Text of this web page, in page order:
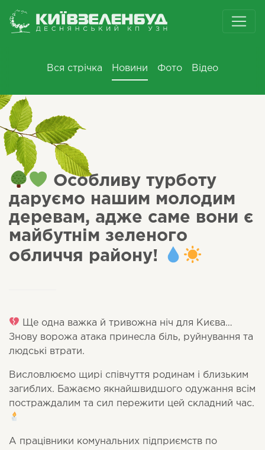
Вся стрічка Новини Фото Відео
Особливу турботу
даруємо нашим молодим
деревам, адже саме вони є
майбутнім зеленого
обличчя району!
Ще одна важка й тривожна ніч для Києва…
Знову ворожа атака принесла біль, руйнування та
людські втрати.
Висловлюємо щирі співчуття родинам і близьким
загиблих. Бажаємо якнайшвидшого одужання всім
постраждалим та сил пережити цей складний час.
А працівники комунальних підприємств по